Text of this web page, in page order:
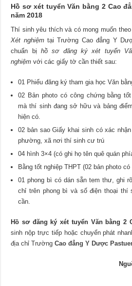
Hồ sơ xét tuyển Văn bằng 2 Cao
năm 2018
Thí sinh yêu thích và có mong muốn theo
Xét nghiệmtại Trường Cao đẳng Y
chuẩn bị hồ sơ đăng ký xét tuyển
nghiệm với các giấy tờ cần thiết sau:
01 Phiếu đăng ký tham gia học Văn
02 Bản photo có công chứng bằng
mà thí sinh đang sở hữu và bảng
hiện có.
02 bản sao Giấy khai sinh có xác
phường, xã nơi thí sinh cư trú
04 hình 3×4 (có ghi họ tên quê quán
Bằng tốt nghiệp THPT (02 bản photo
01 phong bì có dán sẵn tem thư, ghi
chỉ trên phong bì và số điện thoại thí
cần.
Hồ sơ đăng ký xét tuyển Văn bằng 2
sinh nộp trực tiếp hoặc chuyển phát
địa chỉ TrườngCao đẳng Y Dược